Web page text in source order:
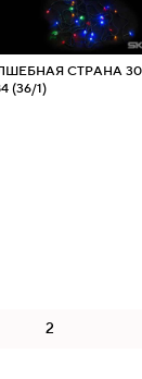
СТРАНА
(36/1)